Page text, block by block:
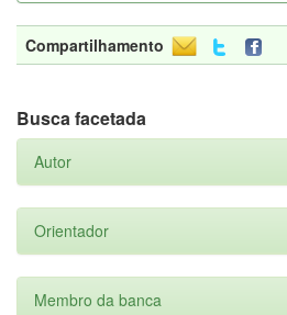
Compartilhamento
Busca facetada
Autor
Orientador
Membro da banca